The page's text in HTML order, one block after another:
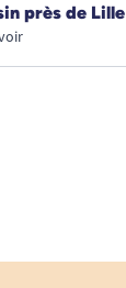
près de Lille